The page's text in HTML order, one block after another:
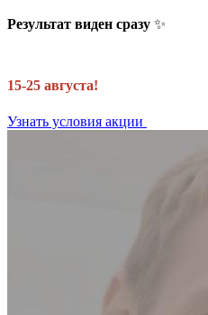
Результат виден сразу ✨
15-25 августа!
Узнать условия акции